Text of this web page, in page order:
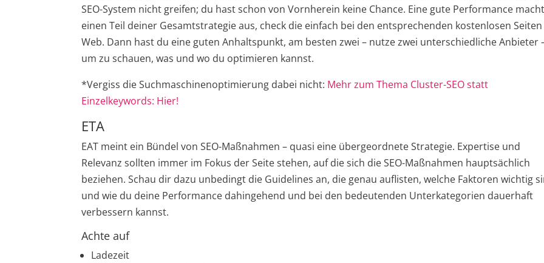
SEO-System nicht greifen; du hast schon von Vornherein keine Chance. Eine gute Performance
einen Teil deiner Gesamtstrategie aus, check die einfach bei den entsprechenden kostenlosen
Web. Dann hast du eine guten Anhaltspunkt, am besten zwei – nutze zwei unterschiedliche Anbieter
um zu schauen, was und wo du optimieren kannst.
*Vergiss die Suchmaschinenoptimierung dabei nicht: Mehr zum Thema Cluster-SEO statt
Einzelkeywords: Hier!
ETA
EAT meint ein Bündel von SEO-Maßnahmen – quasi eine übergeordnete Strategie. Expertise und
Relevanz sollten immer im Fokus der Seite stehen, auf die sich die SEO-Maßnahmen hauptsächlich
beziehen. Schau dir dazu unbedingt die Guidelines an, die genau auflisten, welche Faktoren wichtig
und wie du deine Performance dahingehend und bei den bedeutenden Unterkategorien dauerhaft
verbessern kannst.
Achte auf
Ladezeit